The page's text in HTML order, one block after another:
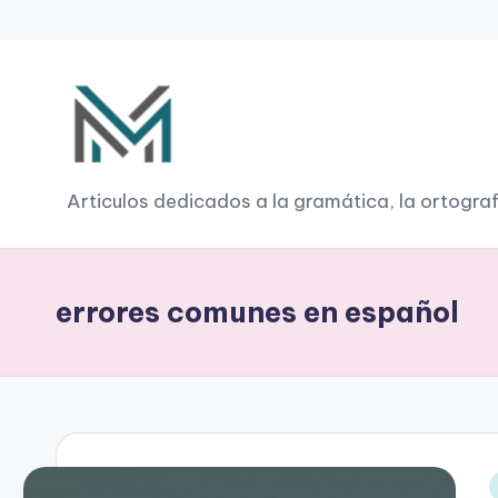
contenido
G
r
a
á
ti
Articulos dedicados a la gramática, la
errores comunes en español